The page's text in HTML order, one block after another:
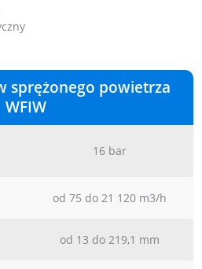
sprężonego powietrza
WFIW
16 bar
od 75 do 21 120 m3/h
od 13 do 219,1 mm